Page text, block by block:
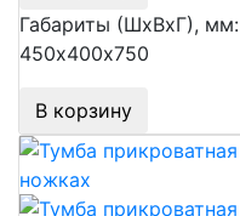
Габариты (ШхВхГ), мм:
450х400х750
В корзину